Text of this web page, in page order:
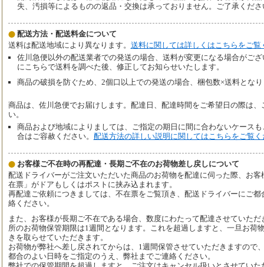
失、汚損等によるものの返品・交換は承っておりません。ご了承くださ
配送方法・配送料金について
送料は配送地域により異なります。 送料に関しては詳しくはこちらをご覧
佐川急便以外の配送業者での発送の場合、送料が変更になる場合がご
にこちらで送料を調べた後、修正してお知らせいたします。
商品の破損を防ぐため、2個口以上での発送の場合、梱包数×送料とな
商品は、佐川急便でお届けします。配達日、配達時間をご希望日の際は
い。
商品および地域によりましては、ご指定の期日に間に合わないケース
合はご容赦ください。 配送方法の詳しい説明に関してはこちらをご覧く
お客様ご不在時の再配達・長期ご不在のお荷物差し戻しについて
配送ドライバーがご注文いただいた商品のお荷物を配達に伺った際、お
在票」がドアもしくはポストに挟み込まれます。
再配達ご依頼につきましては、不在票をご覧頂き、配送ドライバーにご
絡ください。
また、お客様が長期ご不在である場合、数度にわたって配達させていた
所のお荷物保管期限は1週間となります。これを超過しますと、一旦お荷
きを取らせていただきます。
お荷物が弊社へ差し戻されてからは、1週間保管させていただきますので
都合のよい日時をご指定のうえ、弊社までご連絡ください。